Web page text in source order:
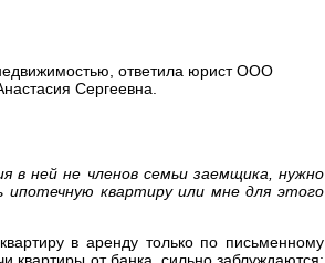
ответила юрист ООО
Сергеевна.
в ней не членов семьи заемщика, нужно
квартиру или мне для этого
в аренду только по письменному
квартиры от банка, сильно заблуждаются: